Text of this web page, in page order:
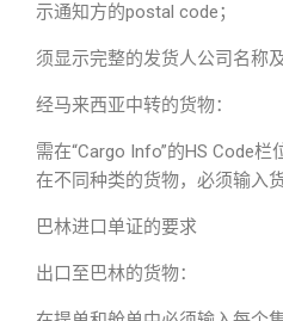
示通知方的postal code；
须显示完整的发货人公司名称
经马来西亚中转的货物：
需在“Cargo Info”的HS Code
在不同种类的货物，必须输入
巴林进口单证的要求
出口至巴林的货物：